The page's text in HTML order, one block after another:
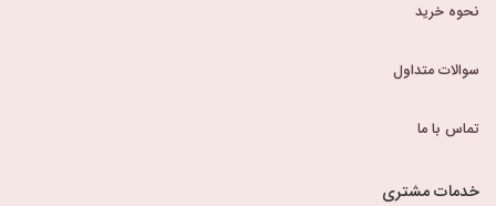
نحوه خرید
سوالات متداول
تماس با ما
خدمات مشتری